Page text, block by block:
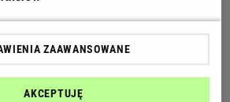
ZAAWANSOWANE
AKCEPTUJĘ